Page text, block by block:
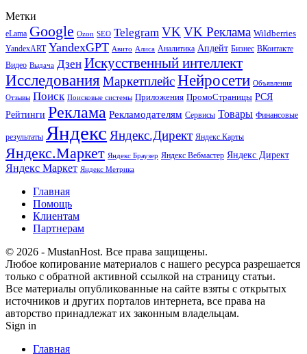
Метки
eLama Google Ozon SEO Telegram VK VK Реклама Wildberries
YandexART YandexGPT Авито Алиса Аналитика Апдейт Бизнес ВКонтакте
Видео Выдача Дзен Искусственный интеллект
Исследования МаркетплейсНейросети Объявления
Отзывы Поиск Поисковые системы Приложения ПромоСтраницы РСЯ
Рейтинги Реклама Рекламодателям Сервисы Товары Финансовые
результаты Яндекс Яндекс.Директ Яндекс.Карты
Яндекс.Маркет Яндекс Браузер Яндекс Вебмастер Яндекс Директ
Яндекс Маркет Яндекс Метрика
Главная
Помощь
Клиентам
Партнерам
© 2026 - MustanHost. Все права защищены.
Любое копирование материалов с нашего ресурса разрешается
только с обратной активной ссылкой на страницу статьи.
Все материалы опубликованные на сайте взяты с открытых
источников и других порталов интернета, все права на
авторство принадлежат их законным владельцам.
Sign in
Главная